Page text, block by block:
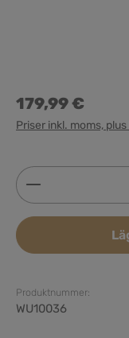
179,99 €
Priser inkl. moms,
Produktnummer:
WU10036